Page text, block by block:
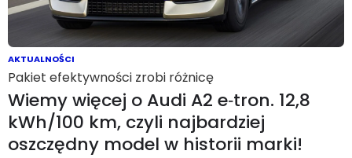
AKTUALNOŚCI
Pakiet efektywności zrobi różnicę
Wiemy więcej o Audi A2 e‑tron. 12,8
kWh/100 km, czyli najbardziej
oszczędny model w historii marki!